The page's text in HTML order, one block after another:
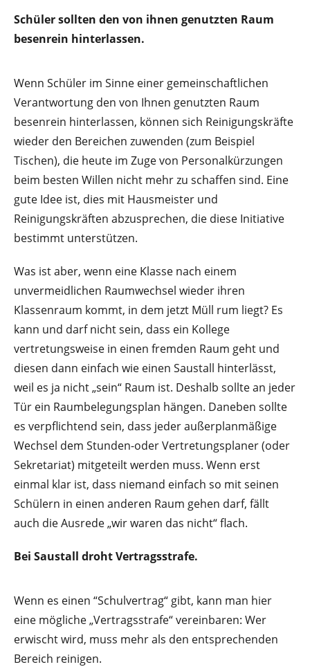
Schüler sollten den von ihnen genutzten Raum
besenrein hinterlassen.
Wenn Schüler im Sinne einer gemeinschaftlichen
Verantwortung den von Ihnen genutzten Raum
besenrein hinterlassen, können sich Reinigungskräfte
wieder den Bereichen zuwenden (zum Beispiel
Tischen), die heute im Zuge von Personalkürzungen
beim besten Willen nicht mehr zu schaffen sind. Eine
gute Idee ist, dies mit Hausmeister und
Reinigungskräften abzusprechen, die diese Initiative
bestimmt unterstützen.
Was ist aber, wenn eine Klasse nach einem
unvermeidlichen Raumwechsel wieder ihren
Klassenraum kommt, in dem jetzt Müll rum liegt? Es
kann und darf nicht sein, dass ein Kollege
vertretungsweise in einen fremden Raum geht und
diesen dann einfach wie einen Saustall hinterlässt,
weil es ja nicht „sein“ Raum ist. Deshalb sollte an jeder
Tür ein Raumbelegungsplan hängen. Daneben sollte
es verpflichtend sein, dass jeder außerplanmäßige
Wechsel dem Stunden-oder Vertretungsplaner (oder
Sekretariat) mitgeteilt werden muss. Wenn erst
einmal klar ist, dass niemand einfach so mit seinen
Schülern in einen anderen Raum gehen darf, fällt
auch die Ausrede „wir waren das nicht“ flach.
Bei Saustall droht Vertragsstrafe.
Wenn es einen “Schulvertrag“ gibt, kann man hier
eine mögliche „Vertragsstrafe“ vereinbaren: Wer
erwischt wird, muss mehr als den entsprechenden
Bereich reinigen.